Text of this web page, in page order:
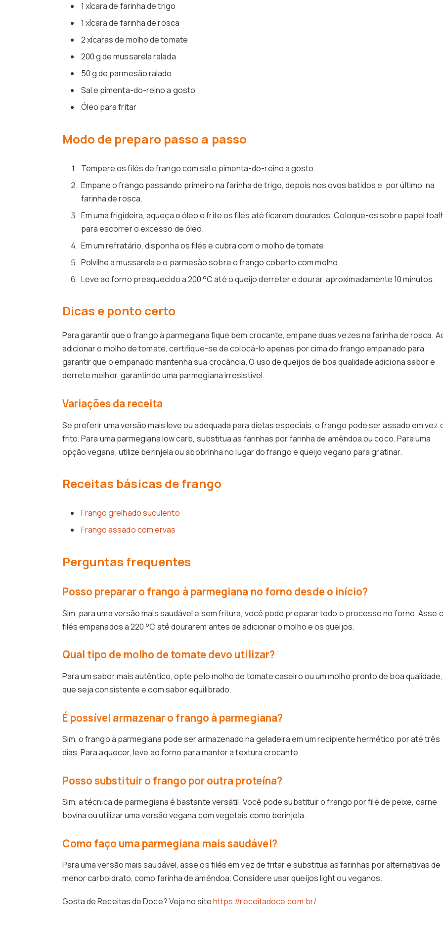
1 xícara de farinha de trigo
1 xícara de farinha de rosca
2 xícaras de molho de tomate
200 g de mussarela ralada
50 g de parmesão ralado
Sal e pimenta-do-reino a gosto
Óleo para fritar
Modo de preparo passo a passo
Tempere os filés de frango com sal e pimenta-do-reino a gosto.
Empane o frango passando primeiro na farinha de trigo, depois nos ovos batidos e, por último, na
farinha de rosca.
Em uma frigideira, aqueça o óleo e frite os filés até ficarem dourados. Coloque-os sobre papel
para escorrer o excesso de óleo.
Em um refratário, disponha os filés e cubra com o molho de tomate.
Polvilhe a mussarela e o parmesão sobre o frango coberto com molho.
Leve ao forno preaquecido a 200 °C até o queijo derreter e dourar, aproximadamente 10 minutos.
Dicas e ponto certo
Para garantir que o frango à parmegiana fique bem crocante, empane duas vezes na farinha de rosca.
adicionar o molho de tomate, certifique-se de colocá-lo apenas por cima do frango empanado para
garantir que o empanado mantenha sua crocância. O uso de queijos de boa qualidade adiciona sabor e
derrete melhor, garantindo uma parmegiana irresistível.
Variações da receita
Se preferir uma versão mais leve ou adequada para dietas especiais, o frango pode ser assado em vez
frito. Para uma parmegiana low carb, substitua as farinhas por farinha de amêndoa ou coco. Para uma
opção vegana, utilize berinjela ou abobrinha no lugar do frango e queijo vegano para gratinar.
Receitas básicas de frango
Frango grelhado suculento
Frango assado com ervas
Perguntas frequentes
Posso preparar o frango à parmegiana no forno desde o início?
Sim, para uma versão mais saudável e sem fritura, você pode preparar todo o processo no forno. Asse
filés empanados a 220 °C até dourarem antes de adicionar o molho e os queijos.
Qual tipo de molho de tomate devo utilizar?
Para um sabor mais autêntico, opte pelo molho de tomate caseiro ou um molho pronto de boa qualidade,
que seja consistente e com sabor equilibrado.
É possível armazenar o frango à parmegiana?
Sim, o frango à parmegiana pode ser armazenado na geladeira em um recipiente hermético por até três
dias. Para aquecer, leve ao forno para manter a textura crocante.
Posso substituir o frango por outra proteína?
Sim, a técnica de parmegiana é bastante versátil. Você pode substituir o frango por filé de peixe, carne
bovina ou utilizar uma versão vegana com vegetais como berinjela.
Como faço uma parmegiana mais saudável?
Para uma versão mais saudável, asse os filés em vez de fritar e substitua as farinhas por alternativas de
menor carboidrato, como farinha de amêndoa. Considere usar queijos light ou veganos.
Gosta de Receitas de Doce? Veja no sitehttps://receitadoce.com.br/